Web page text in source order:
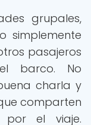
grupales,
simplemente
pasajeros
barco. No
charla y
comparten
por el viaje.